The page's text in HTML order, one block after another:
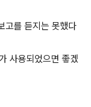
고를 듣지는 못했다
사용되었으면 좋겠